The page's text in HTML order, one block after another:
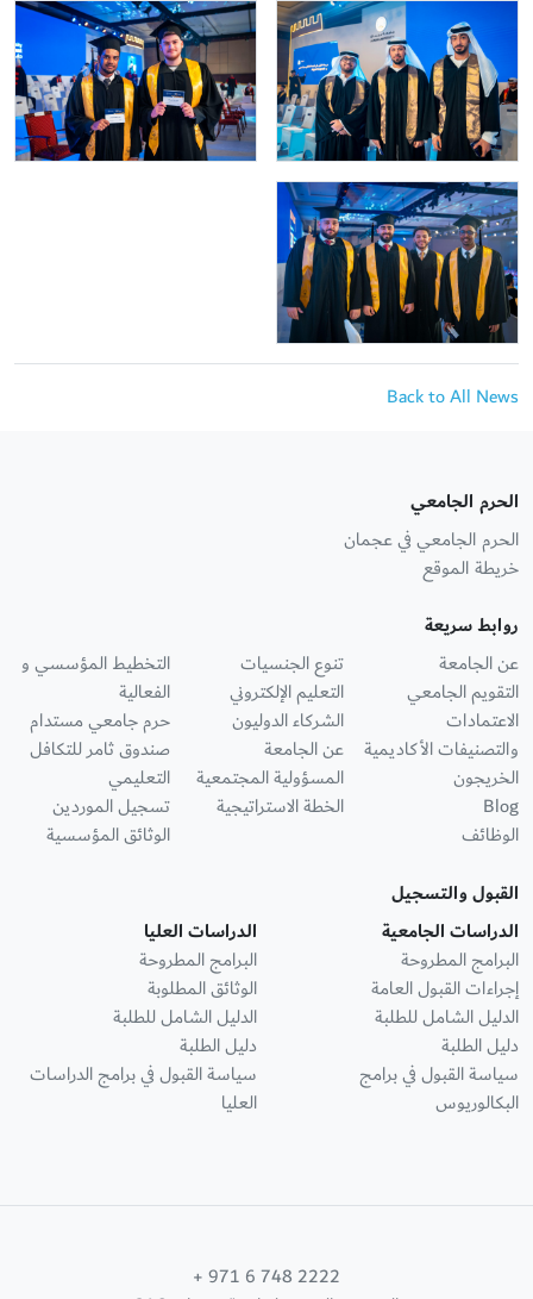
Back to All News
الحرم الجامعي
الحرم الجامعي في عجمان
خريطة الموقع
روابط سريعة
عن الجامعة
التقويم الجامعي
الاعتمادات
والتصنيفات الأكاديمية
الخريجون
Blog
الوظائف
تنوع الجنسيات
التعليم الإلكتروني
الشركاء الدوليون
عن الجامعة
المسؤولية المجتمعية
الخطة الاستراتيجية
التخطيط المؤسسي و
الفعالية
حرم جامعي مستدام
صندوق ثامر للتكافل
التعليمي
تسجيل الموردين
الوثائق المؤسسية
القبول والتسجيل
الدراسات الجامعية
البرامج المطروحة
إجراءات القبول العامة
الدليل الشامل للطلبة
دليل الطلبة
سياسة القبول في برامج
البكالوريوس
الدراسات العليا
البرامج المطروحة
الوثائق المطلوبة
الدليل الشامل للطلبة
دليل الطلبة
سياسة القبول في برامج الدراسات
العليا
+ 971 6 748 2222